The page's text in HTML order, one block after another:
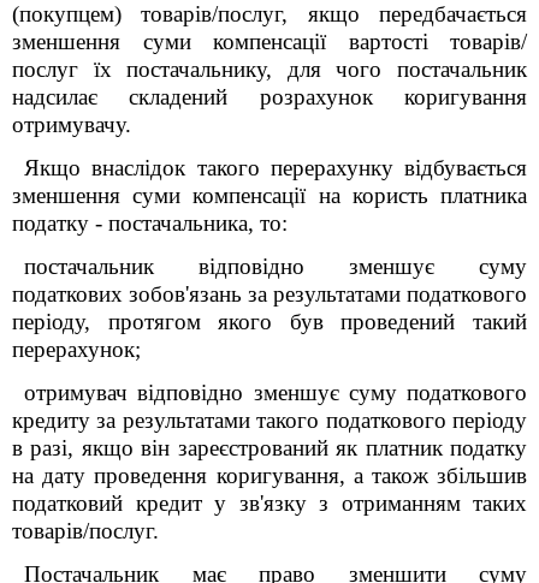
(покупцем) товарів/послуг, якщо передбачається
зменшення суми компенсації вартості товарів/
послуг їх постачальнику, для чого постачальник
надсилає складений розрахунок коригування
отримувачу.
Якщо внаслідок такого перерахунку відбувається
зменшення суми компенсації на користь платника
податку - постачальника, то:
постачальник відповідно зменшує суму
податкових зобов'язань за результатами податкового
періоду, протягом якого був проведений такий
перерахунок;
отримувач відповідно зменшує суму податкового
кредиту за результатами такого податкового періоду
в разі, якщо він зареєстрований як платник податку
на дату проведення коригування, а також збільшив
податковий кредит у зв'язку з отриманням таких
товарів/послуг.
Постачальник має право зменшити суму